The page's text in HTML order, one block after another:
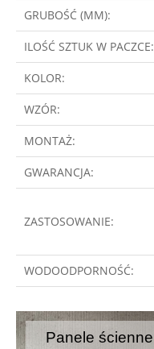
GRUBOŚĆ (MM):
ILOŚĆ SZTUK W PACZCE:
KOLOR:
WZÓR:
MONTAŻ:
GWARANCJA:
ZASTOSOWANIE:
WODOODPORNOŚĆ:
Panele ścienne